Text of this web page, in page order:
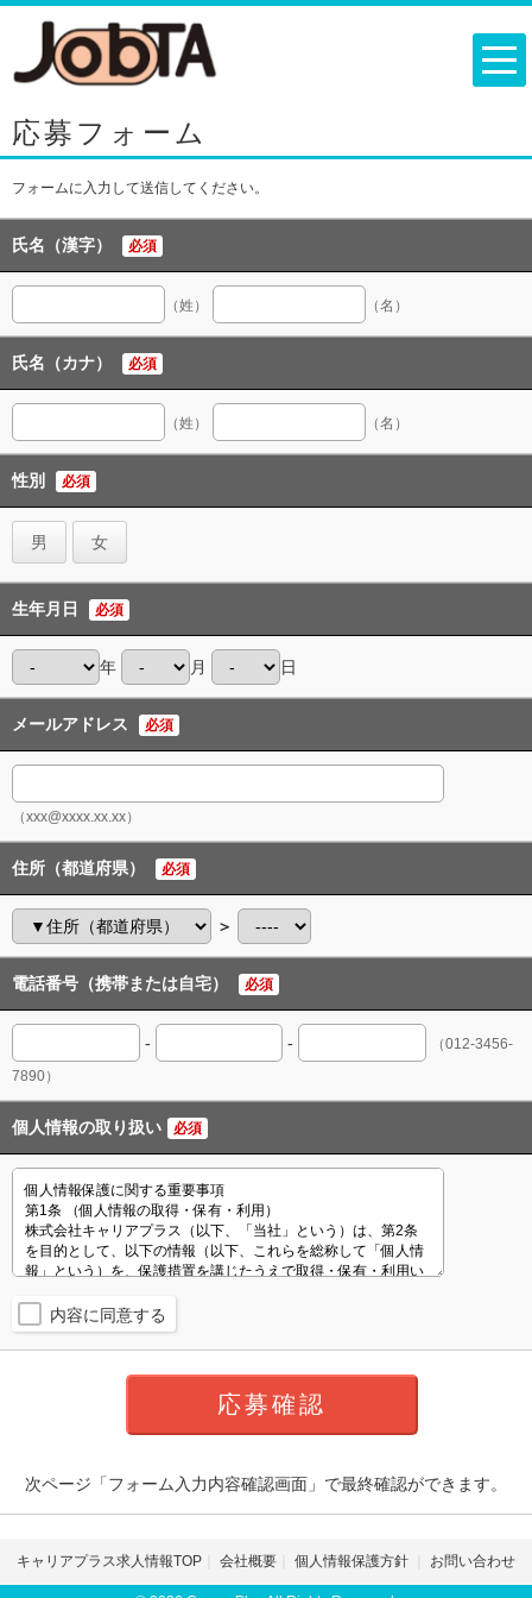
応募フォーム
フォームに入力して送信してください。
氏名（漢字） 必須
（姓） （名）
氏名（カナ） 必須
（姓） （名）
性別 必須
男 女
生年月日 必須
年 月 日
メールアドレス 必須
（xxx@xxxx.xx.xx）
住所（都道府県） 必須
＞
電話番号（携帯または自宅） 必須
- -
（012-3456-
7890）
個人情報の取り扱い 必須
内容に同意する
次ページ「フォーム入力内容確認画面」で最終確認ができます。
キャリアプラス求人情報TOP 会社概要 個人情報保護方針 お問い合わせ